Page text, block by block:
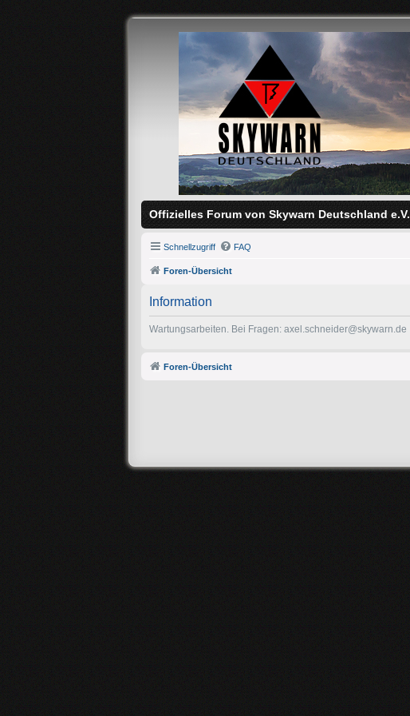
Offizielles Forum von Skywarn Deutschland e.V.
Schnellzugriff FAQ
Foren-Übersicht
Information
Wartungsarbeiten. Bei Fragen: axel.schneider@skywarn.de
Foren-Übersicht